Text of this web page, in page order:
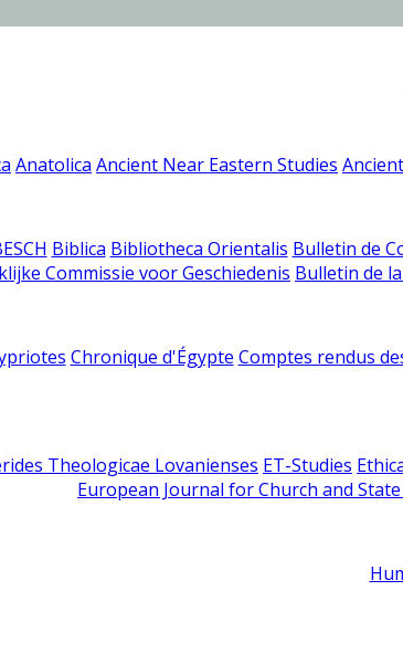
Anatolica Ancient Near Eastern Studies
Biblica Bibliotheca Orientalis Bulletin de
Commissie voor Geschiedenis Bulletin de
Chronique d'Égypte Comptes rendus
Theologicae Lovanienses ET-Studies
European Journal for Church and